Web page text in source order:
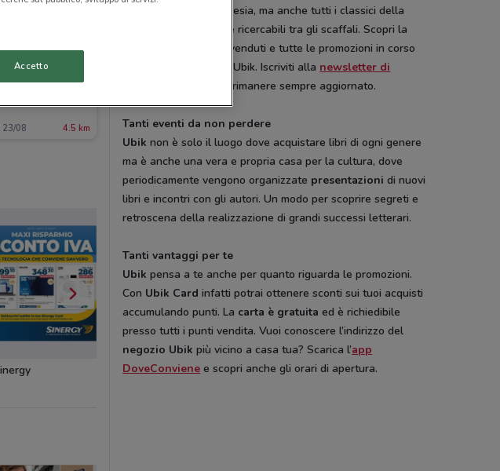
23/08 4.5 km
Fastweb Foto Digital Discount Gamelife
narrativa, attualità, poesia, ma anche tutti i classici della
letteratura, facilmente ricercabili tra gli scaffali. Scopri la
classifica dei libri più venduti e tutte le promozioni in corso
presso i punti vendita Ubik. Iscriviti alla newsletter di
per rimanere sempre aggiornato.
Tanti eventi da non perdere
Ubik non è solo il luogo dove acquistare libri di ogni genere
ma è anche una vera e propria casa per la cultura, dove
periodicamente vengono organizzate presentazioni di nuovi
libri e incontri con gli autori. Un modo per scoprire segreti e
retroscena della realizzazione di grandi successi letterari.
Tanti vantaggi per te
Ubik pensa a te anche per quanto riguarda le promozioni.
Con Ubik Card infatti potrai ottenere sconti sui tuoi acquisti
accumulando punti. La carta è gratuita ed è richiedibile
presso tutti i punti vendita. Vuoi conoscere l’indirizzo del
negozio Ubikpiù vicino a casa tua? Scarica l’app
DoveConviene e scopri anche gli orari di apertura.
Accetto